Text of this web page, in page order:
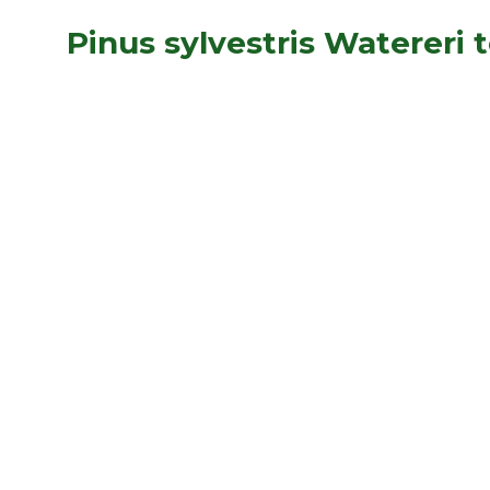
Pinus sylvestris Watereri